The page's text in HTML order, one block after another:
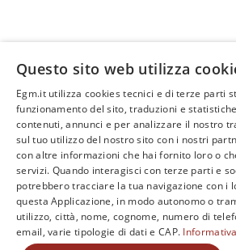
Questo sito web utilizza
Egm.it utilizza cookies tecnici e di terze parti
funzionamento del sito, traduzioni e
contenuti, annunci e per analizzare il nostro
sul tuo utilizzo del nostro sito con i nostri
con altre informazioni che hai fornito loro o
servizi. Quando interagisci con terze parti e
potrebbero tracciare la tua navigazione con i
questa Applicazione, in modo autonomo o
utilizzo, città, nome, cognome, numero di
email, varie tipologie di dati e CAP.